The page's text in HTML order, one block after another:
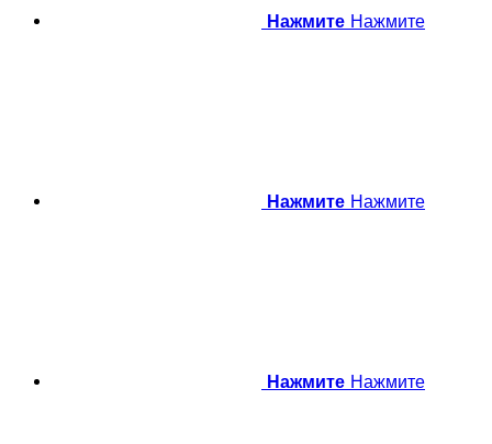
Нажмите Нажмите
Нажмите Нажмите
Нажмите Нажмите